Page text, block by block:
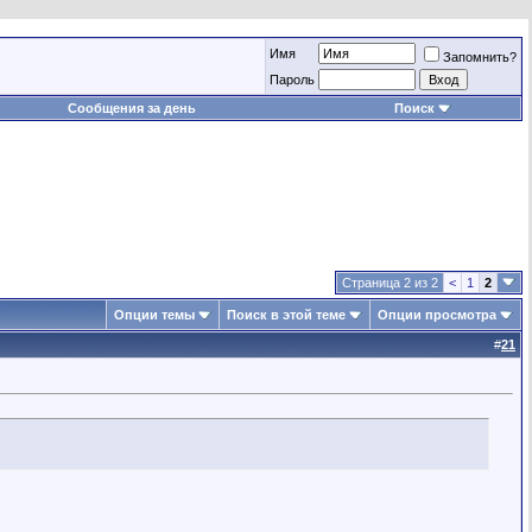
Имя
Запомнить?
Пароль
Сообщения за день
Поиск
Страница 2 из 2 < 1 2
Опции темы Поиск в этой теме Опции просмотра
#21